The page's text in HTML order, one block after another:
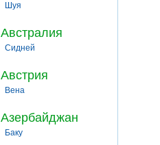
Шуя
Австралия
Сидней
Австрия
Вена
Азербайджан
Баку